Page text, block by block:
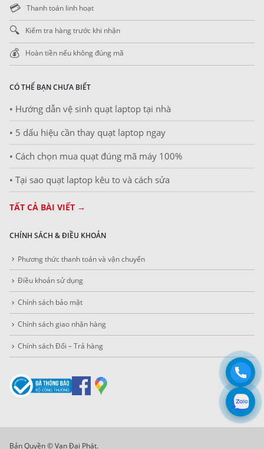
💳 Thanh toán linh hoạt
🔍 Kiểm tra hàng trước khi nhận
💰 Hoàn tiền nếu không đúng mã
CÓ THỂ BẠN CHƯA BIẾT
• Hướng dẫn vệ sinh quạt laptop tại nhà
• 5 dấu hiệu cần thay quạt laptop ngay
• Cách chọn mua quạt đúng mã máy 100%
• Tại sao quạt laptop kêu to và cách sửa
TẤT CẢ BÀI VIẾT →
CHÍNH SÁCH & ĐIỀU KHOẢN
Phương thức thanh toán và vận chuyển
Điều khoản sử dụng
Chính sách bảo mật
Chính sách giao nhận hàng
Chính sách Đổi – Trả hàng
Bản Quyền © Vạn Đại Phát.